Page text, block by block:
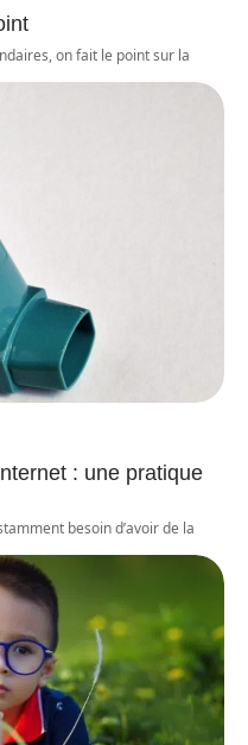
on fait le point sur la
: une pratique
besoin d’avoir de la